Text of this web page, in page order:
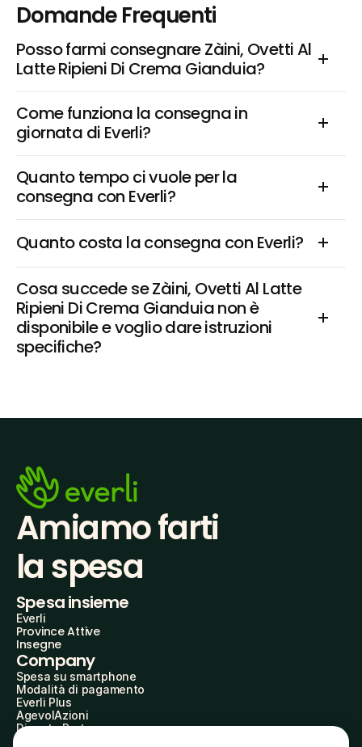
Domande Frequenti
Posso farmi consegnare Zàini, Ovetti Al
Latte Ripieni Di Crema Gianduia?
Come funziona la consegna in
giornata di Everli?
Quanto tempo ci vuole per la
consegna con Everli?
Quanto costa la consegna con Everli?
Cosa succede se Zàini, Ovetti Al Latte
Ripieni Di Crema Gianduia non è
disponibile e voglio dare istruzioni
specifiche?
Amiamo farti
la spesa
Spesa insieme
Everli
Province Attive
Insegne
Company
Spesa su smartphone
Modalità di pagamento
Everli Plus
AgevolAzioni
Diventa Partner